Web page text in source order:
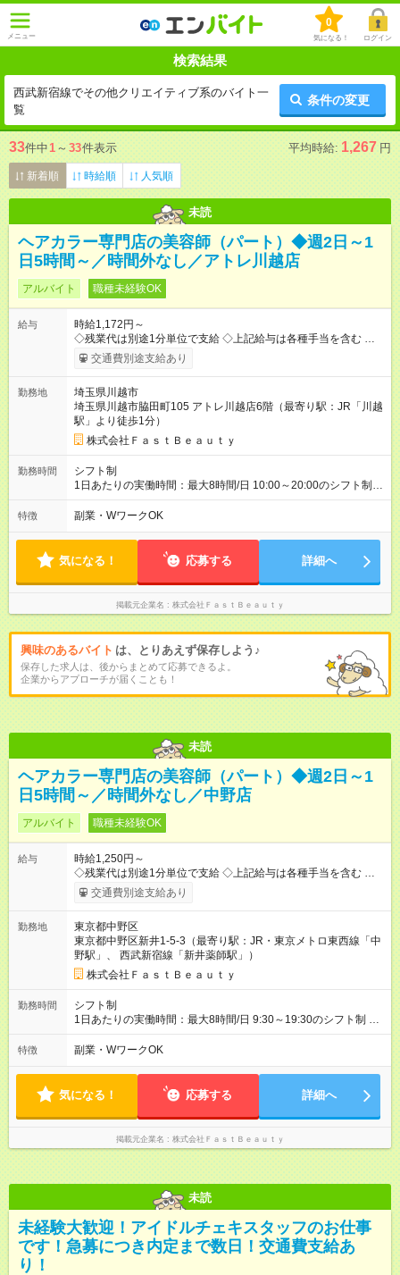
メニュー
0
気になる！ ログイン
検索結果
西武新宿線でその他クリエイティブ系のバイト一
覧
条件の変更
33件中1 ～ 33件表示 平均時給: 1,267 円
新着順 時給順 人気順
未読
ヘアカラー専門店の美容師（パート）◆週2日～1
日5時間～／時間外なし／アトレ川越店
アルバイト 職種未経験OK
給与
時給1,172円～
◇残業代は別途1分単位で支給 ◇上記給与は各種手当を含む ◇毎
月インセンティブポイント付与 ・店舗売上や入客人数などに応
じてインセンティブポイントを付与 ・ポイントは6ヶ月に一度引
理美容師手当あり 研修期間6ヶ月間は以下給与のみ変更あり 時
給1150円 ※交通費支給（～500円/日） ※給与に関しては2025年
度の最低賃金を反映済み ※各都道府県の施行月より適応、入社
時期によっては変動の可能性あり 詳細は、採用担当へお問い合
わせください 【試用期間】試用期間なし
交通費別途支給あり
勤務地
埼玉県川越市
埼玉県川越市脇田町105 アトレ川越店6階（最寄り駅：JR「川越
駅」より徒歩1分）
株式会社ＦａｓｔＢｅａｕｔｙ
勤務時間
シフト制
1日あたりの実働時間：最大8時間/日 10:00～20:00のシフト制
週2日～、1日5時間～OK シフトはご希望を伺いながら相談のう
え決定します 扶養内勤務・ダブルワークOK
特徴 副業・WワークOK
気になる！ 応募する 詳細へ
掲載元企業名 株式会社ＦａｓｔＢｅａｕｔｙ
興味のあるバイト は、とりあえず保存しよう♪
保存した求人は、後からまとめて応募できるよ。
企業からアプローチが届くことも！
未読
ヘアカラー専門店の美容師（パート）◆週2日～1
日5時間～／時間外なし／中野店
アルバイト 職種未経験OK
給与
時給1,250円～
◇残業代は別途1分単位で支給 ◇上記給与は各種手当を含む ◇毎
月インセンティブポイント付与 ・店舗売上や入客人数などに応
じてインセンティブポイントを付与 ・ポイントは6ヶ月に一度引
理美容師手当あり 研修期間6ヶ月間は以下給与のみ変更あり 時
給1230円 ※交通費支給（～500円/日） ※給与に関しては2025年
度の最低賃金を反映済み ※各都道府県の施行月より適応、入社
時期によっては変動の可能性あり 詳細は、採用担当へお問い合
わせください 【試用期間】試用期間なし
交通費別途支給あり
勤務地
東京都中野区
東京都中野区新井1-5-3（最寄り駅：JR・東京メトロ東西線「中
野駅」、 西武新宿線「新井薬師駅」）
株式会社ＦａｓｔＢｅａｕｔｙ
勤務時間
シフト制
1日あたりの実働時間：最大8時間/日 9:30～19:30のシフト制 週
2日～、1日5時間～OK シフトはご希望を伺いながら相談のうえ
決定します 扶養内勤務・ダブルワークOK
特徴 副業・WワークOK
気になる！ 応募する 詳細へ
掲載元企業名 株式会社ＦａｓｔＢｅａｕｔｙ
未読
未経験大歓迎！アイドルチェキスタッフのお仕事
です！急募につき内定まで数日！交通費支給あ
り！